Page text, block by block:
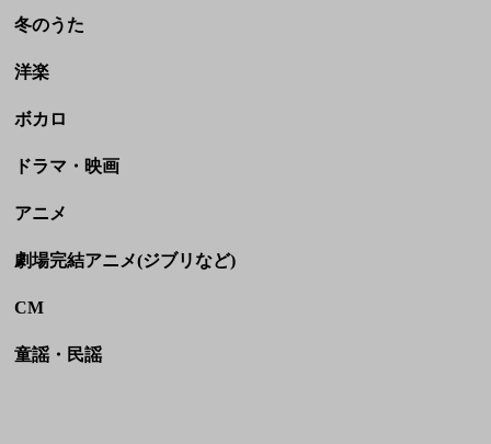
冬のうた
洋楽
ボカロ
ドラマ・映画
アニメ
劇場完結アニメ(ジブリなど)
CM
童謡・民謡